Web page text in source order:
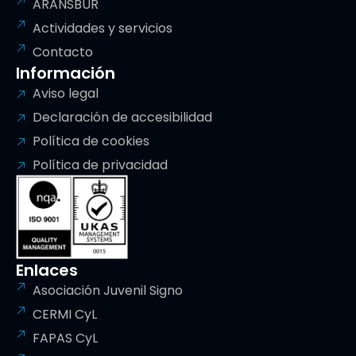
ARANSBUR
Actividades y servicios
Contacto
Información
Aviso legal
Declaración de accesibilidad
Política de cookies
Política de privacidad
Enlaces
Asociación Juvenil Signo
CERMI CyL
FAPAS CyL